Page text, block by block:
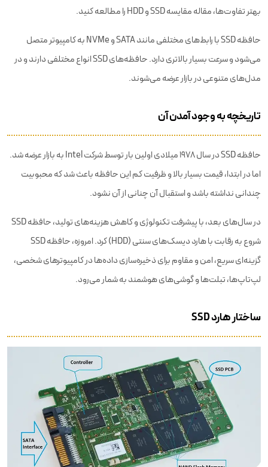
بهتر تفاوت‌ها، مقاله مقایسه SSD و HDD را مطالعه کنید.
حافظه SSD با رابط‌های مختلفی مانند SATA و NVMe به کامپیوتر متصل
می‌شود و سرعت بسیار بالاتری دارد. حافظه‌های SSD انواع مختلفی دارند و در
مدل‌های متنوعی در بازار عرضه می‌شوند.
تاریخچه به وجود آمدن آن
حافظه SSD در سال 1978 میلادی اولین بار توسط شرکت Intel به بازار عرضه شد.
اما در ابتدا، قیمت بسیار بالا و ظرفیت کم این حافظه باعث شد که محبوبیت
چندانی نداشته باشد و استقبال آن‌ چنانی از آن نشود.
در سال‌های بعد، با پیشرفت تکنولوژی و کاهش هزینه‌های تولید، حافظه SSD
شروع به رقابت با هارد دیسک‌های سنتی (HDD) کرد. امروزه، حافظه SSD
گزینه‌ای سریع، امن و مقاوم برای ذخیره‌سازی داده‌ها در کامپیوتر‌های شخصی،
لپ‌تاپ‌ها، تبلت‌ها و گوشی‌های هوشمند به شمار می‌رود.
ساختار هارد SSD